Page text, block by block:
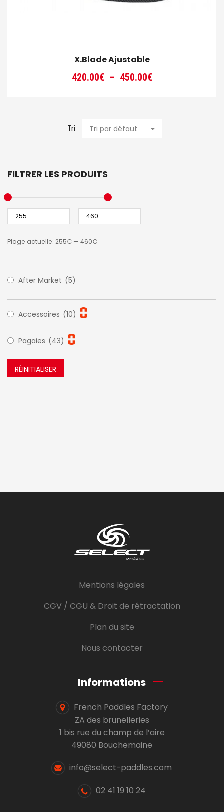
FILTRER LES PRODUITS
Plage actuelle: 255€ — 460€
After Market (5)
Accessoires (10)
Pagaies (43)
RÉINITIALISER
X.Blade Ajustable
420.00€ – 450.00€Plage
Tri: Tri par défaut
Mentions légales
CGV / CGU & Droit de rétractation
Plan du site
Nous contacter
Informations
French Paddles Factory
ZA des brunelleries
1 bis rue du champ de l’aire
49080 Bouchemaine
info@select-paddles.com
02 41 19 10 24